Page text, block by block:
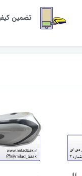
تضمین